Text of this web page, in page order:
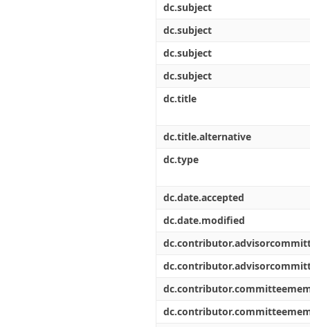
dc.subject
dc.subject
dc.subject
dc.subject
dc.title
dc.title.alternative
dc.type
dc.date.accepted
dc.date.modified